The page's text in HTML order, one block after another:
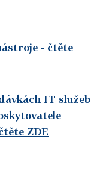
- čtěte
IT služeb
ZDE